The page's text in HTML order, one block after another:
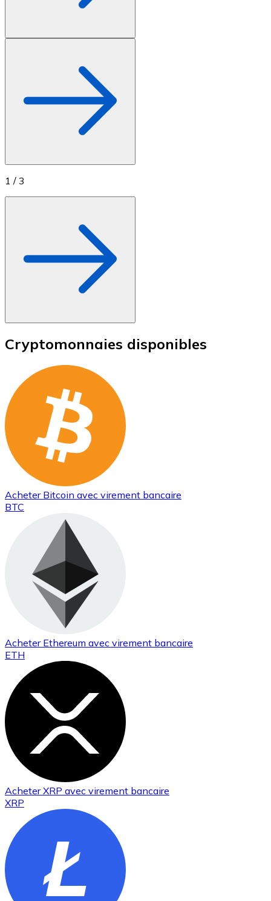
1 / 3
Cryptomonnaies disponibles
Acheter Bitcoin avec virement bancaire
BTC
Acheter Ethereum avec virement bancaire
ETH
AcheterXRP avec virement bancaire
XRP